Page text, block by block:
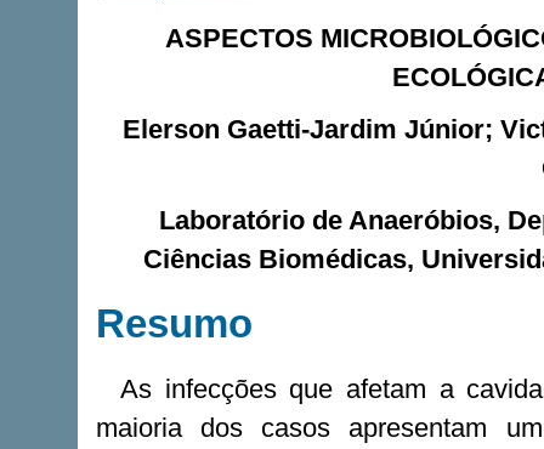
ASPECTOS
Elerson Gaetti-Jardim Júnior;
Laboratório de Anaeróbios,
Ciências Biomédicas,
Resumo
As infecções que afetam a
maioria dos casos apresentam